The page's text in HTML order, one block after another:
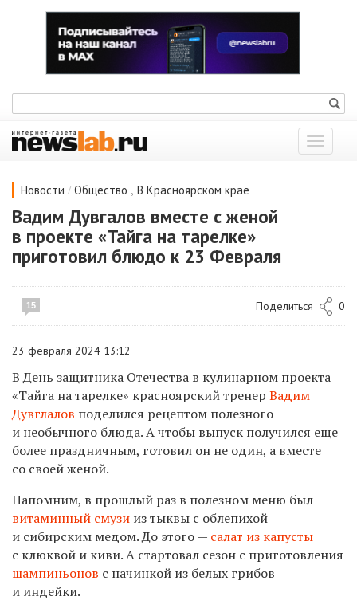
Показать
меню
Новости / Общество , В Красноярском крае
Вадим Дувгалов вместе с женой
в проекте «Тайга на тарелке»
приготовил блюдо к 23 Февраля
15 Поделиться 0
23 февраля 2024 13:12
В День защитника Отечества в кулинарном проекта
«Тайга на тарелке» красноярский тренер Вадим
Дувглалов поделился рецептом полезного
и необычного блюда. А чтобы выпуск получился еще
более праздничным, готовил он не один, а вместе
со своей женой.
Напомним, в прошлый раз в полезном меню был
витаминный смузи из тыквы с облепихой
и сибирским медом. До этого — салат из капусты
с клюквой и киви. А стартовал сезон с приготовления
шампиньонов с начинкой из белых грибов
и индейки.